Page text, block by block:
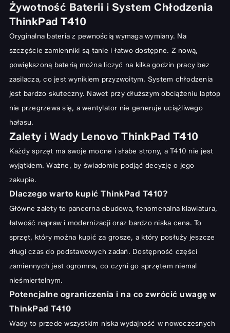
Żywotność Baterii i System Chłodzenia
ThinkPad T410
Oryginalna bateria z pewnością wymaga wymiany. Na
szczęście zamienniki są tanie i łatwo dostępne. Z nową,
powiększoną baterią można liczyć na kilka godzin pracy bez
zasilacza, co jest wynikiem przyzwoitym. System chłodzenia
jest bardzo skuteczny. Nawet przy dłuższym obciążeniu laptop
nie przegrzewa się, a wentylator nie generuje uciążliwego
hałasu.
Zalety i Wady Lenovo ThinkPad T410
Każdy sprzęt ma swoje mocne i słabe strony, a T410 nie jest
wyjątkiem. Ważne, by świadomie podjąć decyzję o jego
zakupie.
Dlaczego warto kupić ThinkPad T410?
Główne zalety to pancerna obudowa, fenomenalna klawiatura,
łatwość napraw i modernizacji oraz bardzo niska cena. To
sprzęt, który można kupić za grosze, a który posłuży jeszcze
długi czas do podstawowych zadań. Dostępność części
zamiennych jest ogromna, co czyni go sprzętem niemal
nieśmiertelnym.
Potencjalne ograniczenia i na co zwrócić uwagę w
ThinkPad T410
Wady to przede wszystkim niska wydajność w nowoczesnych